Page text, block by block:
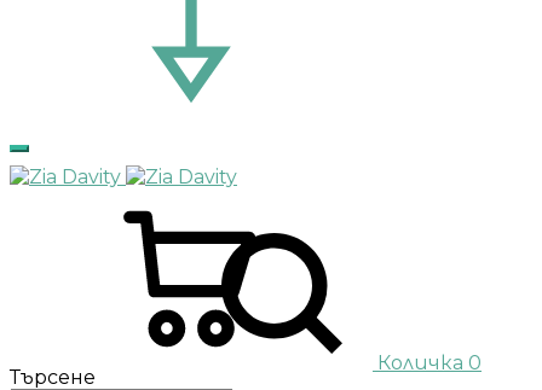
Количка 0
Търсене